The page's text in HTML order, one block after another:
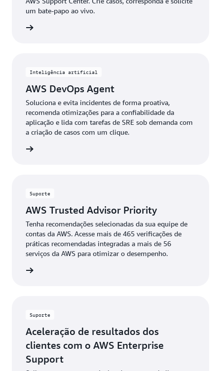
um bate-papo ao vivo.
Inteligência artificial
AWS DevOps Agent
Soluciona e evita incidentes de forma proativa,
recomenda otimizações para a confiabilidade da
aplicação e lida com tarefas de SRE sob demanda com
a criação de casos com um clique.
Suporte
AWS Trusted Advisor Priority
Tenha recomendações selecionadas da sua equipe de
contas da AWS. Acesse mais de 465 verificações de
práticas recomendadas integradas a mais de 56
serviços da AWS para otimizar o desempenho.
Suporte
Aceleração de resultados dos
clientes com o AWS Enterprise
Support